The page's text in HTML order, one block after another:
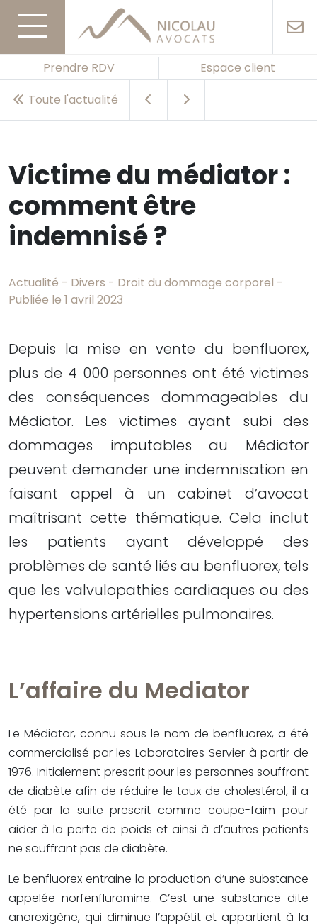
Prendre RDV
Espace client
Toute l'actualité
Victime du médiator :
comment être
indemnisé ?
Actualité - Divers - Droit du dommage corporel -
Publiée le 1 avril 2023
Depuis la mise en vente du benfluorex,
plus de 4 000 personnes ont été victimes
des conséquences dommageables du
Médiator. Les victimes ayant subi des
dommages imputables au Médiator
peuvent demander une indemnisation en
faisant appel à un cabinet d’avocat
maîtrisant cette thématique. Cela inclut
les patients ayant développé des
problèmes de santé liés au benfluorex, tels
que les valvulopathies cardiaques ou des
hypertensions artérielles pulmonaires.
L’affaire du Mediator
Le Médiator, connu sous le nom de benfluorex, a été
commercialisé par les Laboratoires Servier à partir de
1976. Initialement prescrit pour les personnes souffrant
de diabète afin de réduire le taux de cholestérol, il a
été par la suite prescrit comme coupe-faim pour
aider à la perte de poids et ainsi à d’autres patients
ne souffrant pas de diabète.
Le benfluorex entraine la production d’une substance
appelée norfenfluramine. C’est une substance dite
anorexigène, qui diminue l’appétit et appartient à la